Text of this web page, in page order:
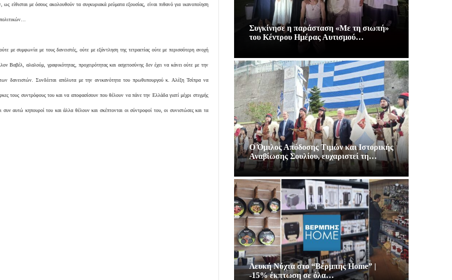
είθισται με όσους ακολουθούν τα συγκυριακά ρεύματα εξουσίας, είναι πιθανό για ικανοποίηση
με συμφωνία με τους δανειστές, ούτε με εξάντληση της τετραετίας ούτε με περισσότερη ανοχή
Βαβέλ, αλαλούμ, γραφικότητας, προχειρότητας και ασχετοσύνης δεν έχει να κάνει ούτε με την
δανειστών. Συνδέεται απόλυτα με την ανικανότητα του πρωθυπουργού κ. Αλέξη Τσίπρα να
τους συντρόφους του και να αποφασίσουν που θέλουν να πάνε την Ελλάδα γιατί μέχρι στιγμής
συν αυτώ κηπουροί του και άλλα θέλουν και σκέπτονται οι σύντροφοί του, οι συνιστώσες και τα
Συγκίνησε η παράσταση «Με τη σιωπή»
του Κέντρου Ημέρας Αυτισμού…
Ο Όμιλος Απόδοσης Τιμών και Ιστορικής
Αναβίωσης Σουλίου, ευχαριστεί τη…
Λευκή Νύχτα στο “Βέρμπης Home” |
-15% έκπτωση σε όλα…